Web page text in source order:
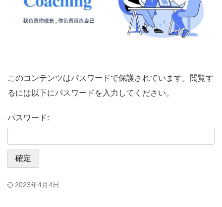
このコンテンツはパスワードで保護されています。閲覧す
るには以下にパスワードを入力してください。
パスワード:
2023年4月4日